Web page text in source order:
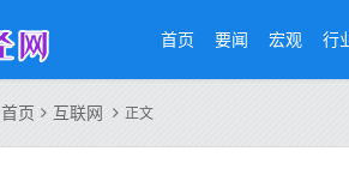
首页 要闻 宏观 行
首页 互联网 正文